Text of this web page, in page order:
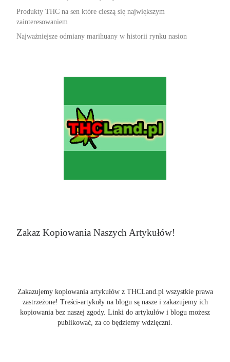
Produkty THC na sen które cieszą się największym
zainteresowaniem
Najważniejsze odmiany marihuany w historii rynku nasion
Zakaz Kopiowania Naszych Artykułów!
Zakazujemy kopiowania artykułów z THCLand.pl wszystkie prawa
zastrzeżone! Treści-artykuły na blogu są nasze i zakazujemy ich
kopiowania bez naszej zgody. Linki do artykułów i blogu możesz
publikować, za co będziemy wdzięczni.